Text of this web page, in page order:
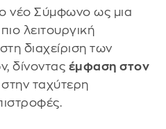
νέο Σύμφωνο ως μια
λειτουργική
διαχείριση των
δίνοντας έμφαση στον
στην ταχύτερη